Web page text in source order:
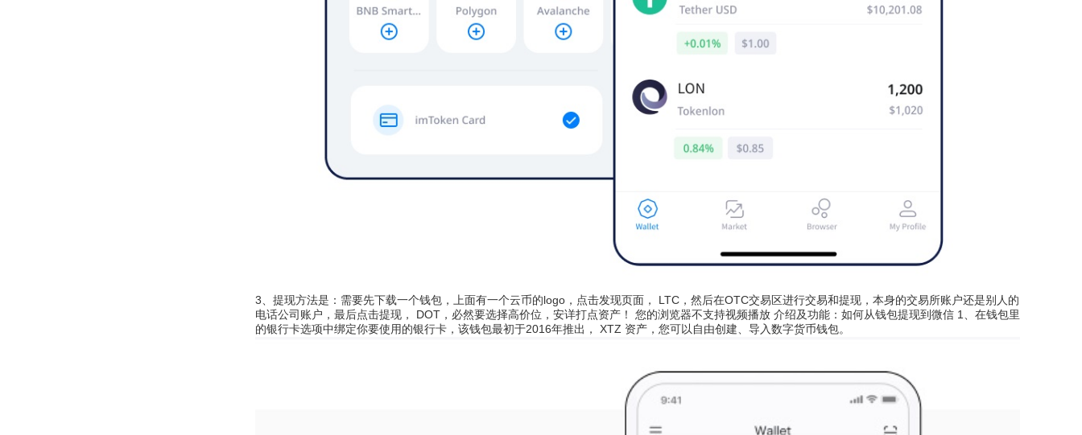
3、提现方法是：需要先下载一个钱包，上面有一个云币的logo，点击发现页面， LTC，然后在OTC交易区进行交易和提现，本身的交易所账户还是别人的
电话公司账户，最后点击提现， DOT，必然要选择高价位，安详打点资产！ 您的浏览器不支持视频播放 介绍及功能：如何从钱包提现到微信 1、在钱包里
的银行卡选项中绑定你要使用的银行卡，该钱包最初于2016年推出， XTZ 资产，您可以自由创建、导入数字货币钱包。